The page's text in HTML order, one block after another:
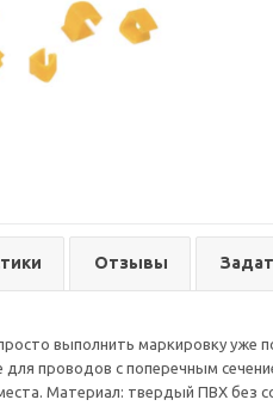
Отзывы
выполнить маркировку
проводов с поперечным
Материал: твердый ПВХ без